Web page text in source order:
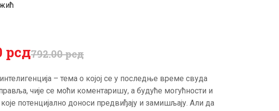
792.00рсд
рсд
– тема о којој се у последње време свуда
чије се моћи коментаришу, а будуће могућности и
потенцијално доноси предвиђају и замишљају. Али да